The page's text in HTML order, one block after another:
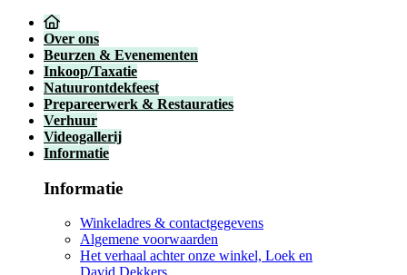
Over ons
Beurzen & Evenementen
Inkoop/Taxatie
Natuurontdekfeest
Prepareerwerk & Restauraties
Verhuur
Videogallerij
Informatie
Informatie
Winkeladres & contactgegevens
Algemene voorwaarden
Het verhaal achter onze winkel, Loek en